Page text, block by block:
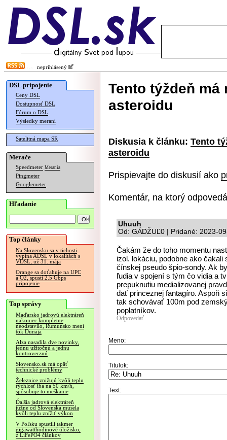
neprihlásený
DSL pripojenie
Ceny DSL
Dostupnosť DSL
Fórum o DSL
Výsledky meraní
Satelitná mapa SR
Merače
Speedmeter Merania
Pingmeter
Googlemeter
Hľadanie
Top články
Na Slovensku sa v tichosti
vypína ADSL v lokalitách s
VDSL, už 31. mája
Orange sa doťahuje na UPC
a O2, spustí 2.5 Gbps
pripojenie
Top správy
Maďarsko jadrovú elektráreň
nakoniec kompletne
neodstavilo, Rumunsko mení
tok Dunaja
Alza nasadila dve novinky,
jednu užitočnú a jednu
kontroverznú
Slovensko.sk má opäť
technické problémy
Železnice znižujú kvôli teplu
rýchlosť iba na 50 km/h,
spôsobuje to meškanie
Ďalšia jadrová elektráreň
južne od Slovenska musela
kvôli teplu znížiť výkon
V Poľsku spustili takmer
gigawatthodinové úložisko,
z LiFePO4 článkov
Tento týždeň
asteroidu
Diskusia k článku: Tento
asteroidu
Prispievajte do diskusií ako
Komentár, na ktorý
Uhuuh
Od: GÁDŽUĽ0 | Pridané: 2023-
Čakám že do toho momentu
izol. lokáciu, podobne ako
čínskej pseudo špio-sondy. Ak
ľudia v spojení s tým čo vidia a
prepuknutiu medializovanej
dať princeznej fantagíro. Aspoň
tak schovávať 100m pod
poplatníkov.
Odpovedať
Meno:
Titulok:
Text: